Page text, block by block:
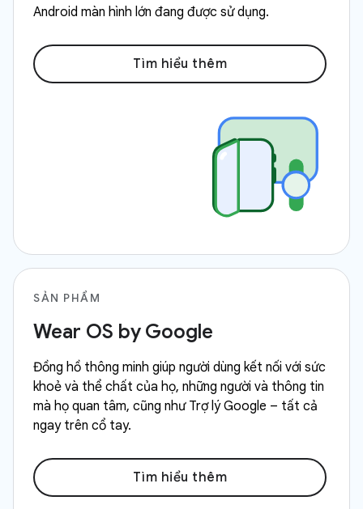
Android màn hình lớn đang được sử dụng.
Tìm hiểu thêm
SẢN PHẨM
Wear OS by Google
Đồng hồ thông minh giúp người dùng kết nối với sức
khoẻ và thể chất của họ, những người và thông tin
mà họ quan tâm, cũng như Trợ lý Google – tất cả
ngay trên cổ tay.
Tìm hiểu thêm